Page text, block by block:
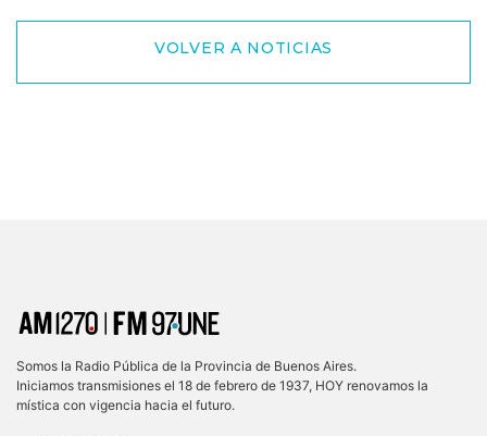
VOLVER A NOTICIAS
Somos la Radio Pública de la Provincia de Buenos Aires.
Iniciamos transmisiones el 18 de febrero de 1937, HOY renovamos la
mística con vigencia hacia el futuro.